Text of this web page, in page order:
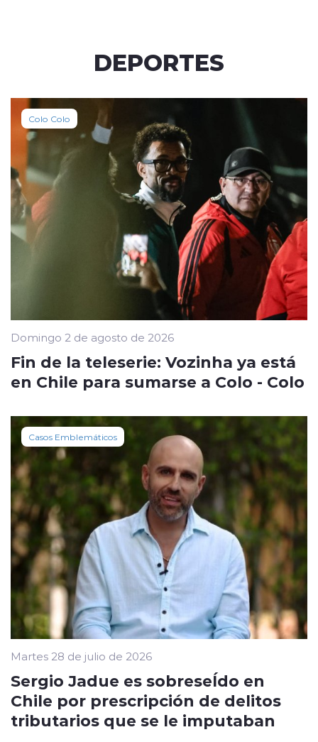
DEPORTES
Colo Colo
Domingo 2 de agosto de 2026
Fin de la teleserie: Vozinha ya está
en Chile para sumarse a Colo - Colo
Casos Emblemáticos
Martes 28 de julio de 2026
Sergio Jadue es sobreseÍdo en
Chile por prescripción de delitos
tributarios que se le imputaban